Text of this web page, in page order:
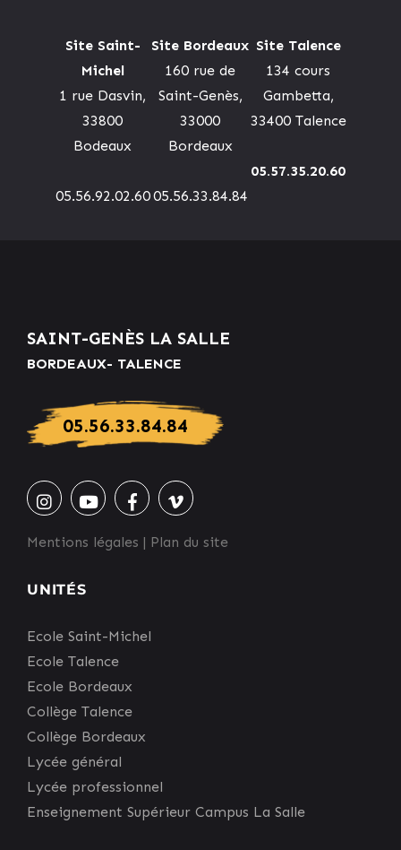
Site Saint-
Michel
1 rue Dasvin,
33800
Bodeaux
05.56.92.02.60
Site Bordeaux
160 rue de
Saint-Genès,
33000
Bordeaux
05.56.33.84.84
Site Talence
134 cours
Gambetta,
33400 Talence
05.57.35.20.60
SAINT-GENÈS LA SALLE
BORDEAUX- TALENCE
05.56.33.84.84
Mentions légales | Plan du site
UNITÉS
Ecole Saint-Michel
Ecole Talence
Ecole Bordeaux
Collège Talence
Collège Bordeaux
Lycée général
Lycée professionnel
Enseignement Supérieur Campus La Salle